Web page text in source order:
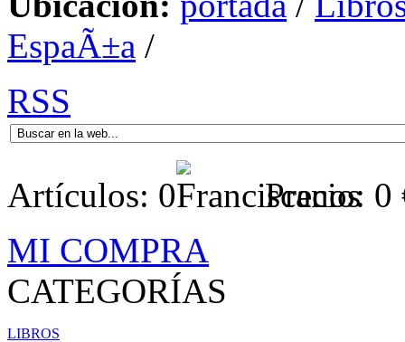
EspaÃ±a /
RSS
Artículos: 0 Precio: 0
MI COMPRA
CATEGORÍAS
LIBROS